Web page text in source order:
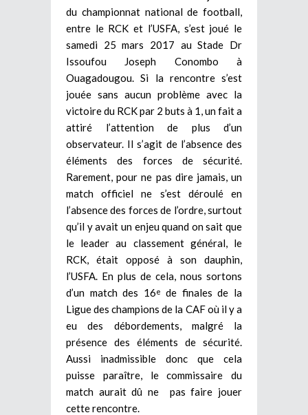
du championnat national de football,
entre le RCK et l’USFA, s’est joué le
samedi 25 mars 2017 au Stade Dr
Issoufou Joseph Conombo à
Ouagadougou. Si la rencontre s’est
jouée sans aucun problème avec la
victoire du RCK par 2 buts à 1, un fait a
attiré l’attention de plus d’un
observateur. Il s’agit de l’absence des
éléments des forces de sécurité.
Rarement, pour ne pas dire jamais, un
match officiel ne s’est déroulé en
l’absence des forces de l’ordre, surtout
qu’il y avait un enjeu quand on sait que
le leader au classement général, le
RCK, était opposé à son dauphin,
l’USFA. En plus de cela, nous sortons
d’un match des 16e
de finales de la
Ligue des champions de la CAF où il y a
eu des débordements, malgré la
présence des éléments de sécurité.
Aussi inadmissible donc que cela
puisse paraître, le commissaire du
match aurait dû ne pas faire jouer
cette rencontre.